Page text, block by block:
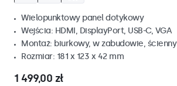
Wielopunktowy panel dotykowy
Wejścia: HDMI, DisplayPort, USB-C, VGA
Montaż: biurkowy, w zabudowie, ścienny
Rozmiar: 181 x 123 x 42 mm
1 499,00 zł